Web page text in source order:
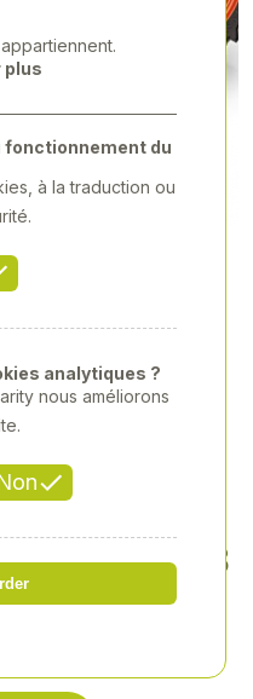
5000, 1 16, B
plus
fonctionnement du
à la traduction ou
analytiques ?
nous améliorons